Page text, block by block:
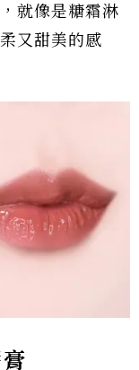
就像是糖霜淋
又甜美的感